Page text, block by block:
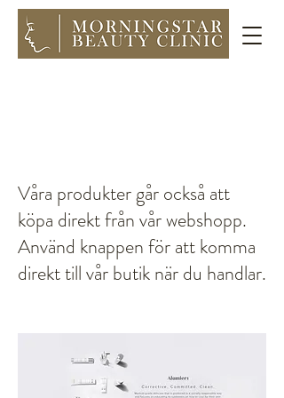
Våra produkter går också att
köpa direkt från vår webshopp.
Använd knappen för att komma
direkt till vår butik när du handlar.